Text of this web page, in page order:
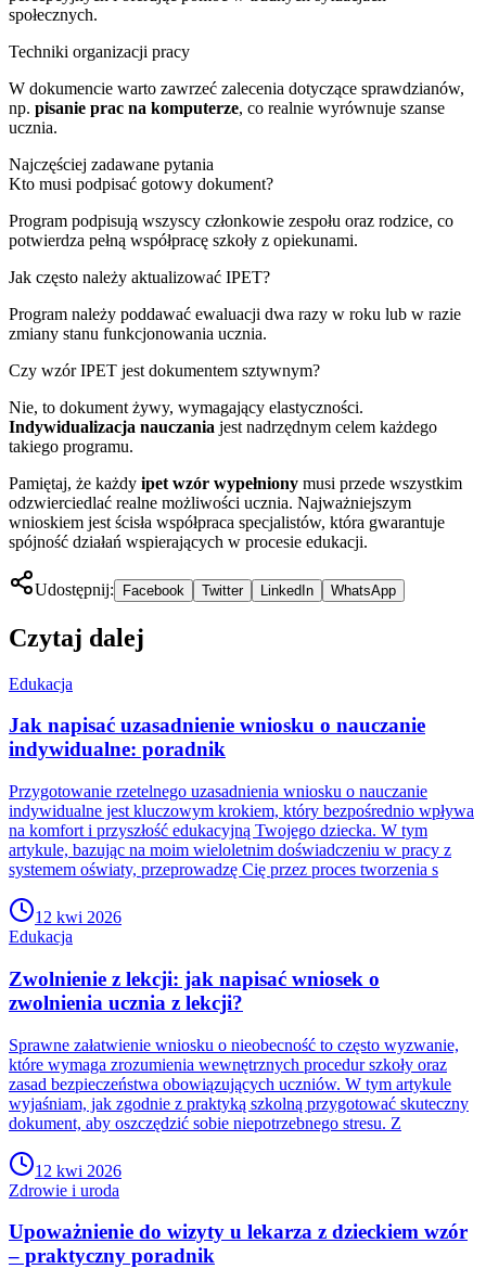
społecznych.
Techniki organizacji pracy
W dokumencie warto zawrzeć zalecenia dotyczące sprawdzianów,
np. pisanie prac na komputerze, co realnie wyrównuje szanse
ucznia.
Najczęściej zadawane pytania
Kto musi podpisać gotowy dokument?
Program podpisują wszyscy członkowie zespołu oraz rodzice, co
potwierdza pełną współpracę szkoły z opiekunami.
Jak często należy aktualizować IPET?
Program należy poddawać ewaluacji dwa razy w roku lub w razie
zmiany stanu funkcjonowania ucznia.
Czy wzór IPET jest dokumentem sztywnym?
Nie, to dokument żywy, wymagający elastyczności.
Indywidualizacja nauczania jest nadrzędnym celem każdego
takiego programu.
Pamiętaj, że każdy ipet wzór wypełniony musi przede wszystkim
odzwierciedlać realne możliwości ucznia. Najważniejszym
wnioskiem jest ścisła współpraca specjalistów, która gwarantuje
spójność działań wspierających w procesie edukacji.
Udostępnij: Facebook Twitter LinkedIn WhatsApp
Czytaj dalej
Edukacja
Jak napisać uzasadnienie wniosku o nauczanie
indywidualne: poradnik
Przygotowanie rzetelnego uzasadnienia wniosku o nauczanie
indywidualne jest kluczowym krokiem, który bezpośrednio wpływa
na komfort i przyszłość edukacyjną Twojego dziecka. W tym
artykule, bazując na moim wieloletnim doświadczeniu w pracy z
systemem oświaty, przeprowadzę Cię przez proces tworzenia s
12 kwi 2026
Edukacja
Zwolnienie z lekcji: jak napisać wniosek o
zwolnienia ucznia z lekcji?
Sprawne załatwienie wniosku o nieobecność to często wyzwanie,
które wymaga zrozumienia wewnętrznych procedur szkoły oraz
zasad bezpieczeństwa obowiązujących uczniów. W tym artykule
wyjaśniam, jak zgodnie z praktyką szkolną przygotować skuteczny
dokument, aby oszczędzić sobie niepotrzebnego stresu. Z
12 kwi 2026
Zdrowie i uroda
Upoważnienie do wizyty u lekarza z dzieckiem wzór
– praktyczny poradnik